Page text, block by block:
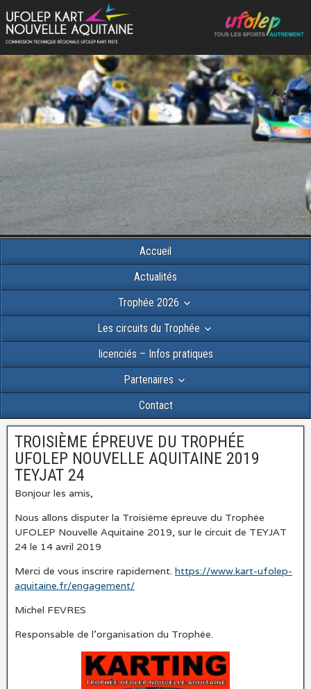
Accueil
Actualités
Trophée 2026
Les circuits du Trophée
licenciés – Infos pratiques
Partenaires
Contact
TROISIÈME ÉPREUVE DU TROPHÉE
UFOLEP NOUVELLE AQUITAINE 2019
TEYJAT 24
Bonjour les amis,
Nous allons disputer la Troisième épreuve du Trophée
UFOLEP Nouvelle Aquitaine 2019, sur le circuit de TEYJAT
24 le 14 avril 2019
Merci de vous inscrire rapidement. https://www.kart-ufolep-
aquitaine.fr/engagement/
Michel FEVRES
Responsable de l’organisation du Trophée.